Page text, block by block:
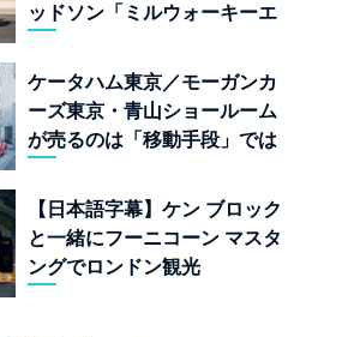
ッドソン「ミルウォーキーエ
ケータハム東京／モーガンカ
ーズ東京・青山ショールーム
が売るのは「移動手段」では
【日本語字幕】ケン ブロック
と一緒にフーニコーン マスタ
ングでロンドン観光